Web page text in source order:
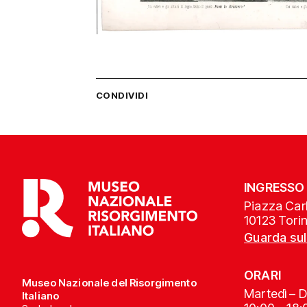
CONDIVIDI
Museo Nazionale del Risorgimento
Italiano
INGRESSO
Piazza
10123
Guarda
ORARI
Martedì –